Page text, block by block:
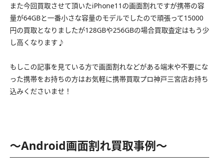
また今回買取させて頂いたiPhone11の画面割れですが携帯の容
量が64GBと一番小さな容量のモデルでしたので頑張って15000
円の買取となりましたが128GBや256GBの場合買取査定はもう少
し高くなります♪
もしこの記事を見ている方で画面割れなどがある端末や不要にな
った携帯をお持ちの方はお気軽に携帯買取プロ神戸三宮店お持ち
込みくださいませ！
〜Android画面割れ買取事例〜